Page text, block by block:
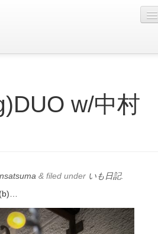
w/中村
& filed under いも日記.